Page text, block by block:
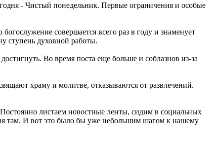
- Чистый понедельник. Первые ограничения и особые
совершается всего раз в году и знаменует
ступень духовной работы.
Во время поста еще больше и соблазнов из-за
храму и молитве, отказываются от развлечений.
листаем новостные ленты, сидим в социальных
там. И вот это было бы уже небольшим шагом к нашему